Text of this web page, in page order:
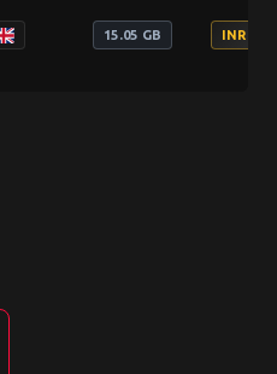
15.05 GB INRI